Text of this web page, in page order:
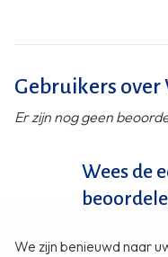
Gebruikers over
Er zijn nog geen
Wees de
We zijn benieuwd naar